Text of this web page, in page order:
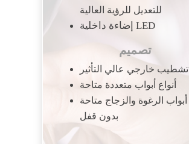
للتعديل للرؤية العالية
إضاءة داخلية LED
تصميم
تشطيب خارجي عالي التأثير
أنواع أبواب متعددة متاحة
أبواب الرغوة والزجاج متاحة
بدون قفل